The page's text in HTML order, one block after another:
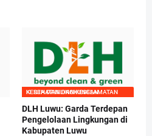
KESEHATAN DAN KESELAMATAN KERJA DAN LINGKUNGAN
DLH Luwu: Garda Terdepan
Pengelolaan Lingkungan di
Kabupaten Luwu